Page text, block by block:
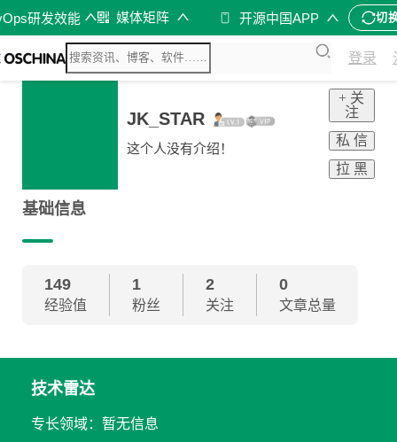
研发效能 媒体矩阵 开源中国APP 切
登录
JK_STAR
这个人没有介绍！
+ 关
注
私 信
拉 黑
基础信息
149
经验值
1
粉丝
2
关注
0
文章总量
技术雷达
专长领域：暂无信息